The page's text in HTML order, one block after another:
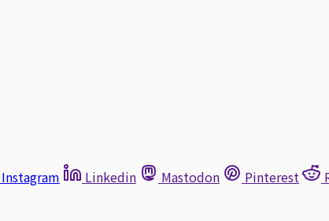
Instagram Linkedin Mastodon Pinterest